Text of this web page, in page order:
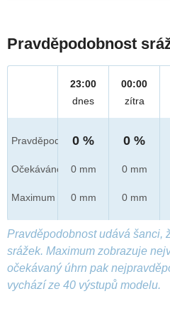
Pravděpodobnost
Pravděpod.
Očekáváno
Maximum
23:00
dnes
0 %
0 mm
0 mm
00:00
zítra
0 %
0 mm
0 mm
Pravděpodobnost udává šanci,
srážek. Maximum zobrazuje
očekávaný úhrn pak
vychází ze 40 výstupů modelu.